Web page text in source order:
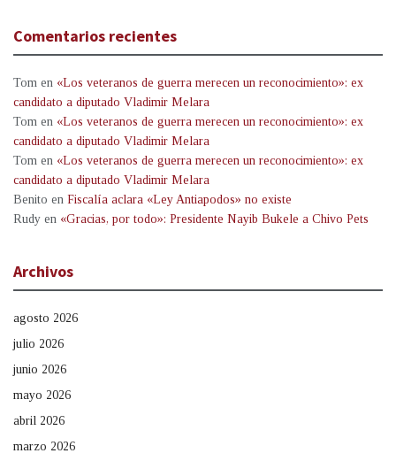
Comentarios recientes
Tom en «Los veteranos de guerra merecen un reconocimiento»: ex
candidato a diputado Vladimir Melara
Tom en «Los veteranos de guerra merecen un reconocimiento»: ex
candidato a diputado Vladimir Melara
Tom en «Los veteranos de guerra merecen un reconocimiento»: ex
candidato a diputado Vladimir Melara
Benito en Fiscalía aclara «Ley Antiapodos» no existe
Rudy en «Gracias, por todo»: Presidente Nayib Bukele a Chivo Pets
Archivos
agosto 2026
julio 2026
junio 2026
mayo 2026
abril 2026
marzo 2026